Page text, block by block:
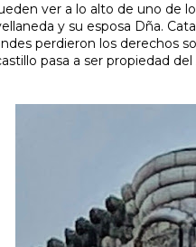
ver a lo alto de uno de
y su esposa Dña.
perdieron los derechos
pasa a ser propiedad